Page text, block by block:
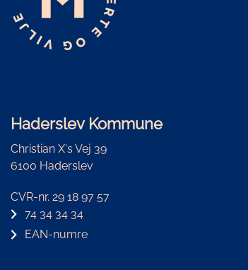
Haderslev Kommune
Christian X's Vej 39
6100 Haderslev
CVR-nr. 29 18 97 57
74 34 34 34
EAN-numre